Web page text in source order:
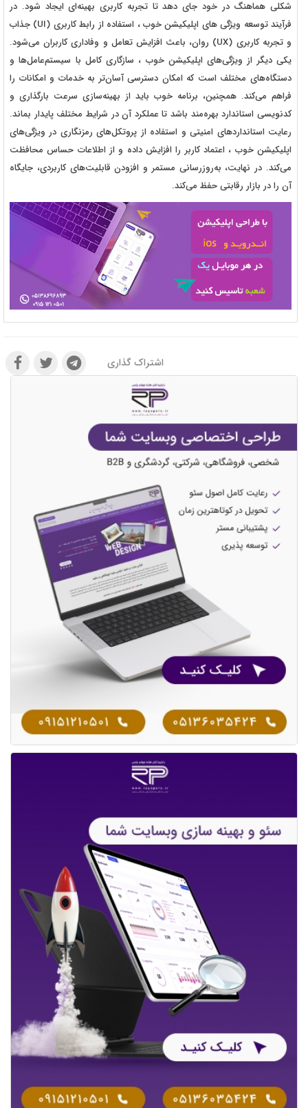
شکلی هماهنگ در خود جای دهد تا تجربه کاربری بهینه‌ای ایجاد شود. در
فرآیند توسعه ویژگی های اپلیکیشن خوب ، استفاده از رابط کاربری (UI) جذاب
و تجربه کاربری (UX) روان، باعث افزایش تعامل و وفاداری کاربران می‌شود.
یکی دیگر از ویژگی‌های اپلیکیشن خوب ، سازگاری کامل با سیستم‌عامل‌ها و
دستگاه‌های مختلف است که امکان دسترسی آسان‌تر به خدمات و امکانات را
فراهم می‌کند. همچنین، برنامه خوب باید از بهینه‌سازی سرعت بارگذاری و
کدنویسی استاندارد بهره‌مند باشد تا عملکرد آن در شرایط مختلف پایدار بماند.
رعایت استانداردهای امنیتی و استفاده از پروتکل‌های رمزنگاری در ویژگی‌های
اپلیکیشن خوب ، اعتماد کاربر را افزایش داده و از اطلاعات حساس محافظت
می‌کند. در نهایت، به‌روزرسانی مستمر و افزودن قابلیت‌های کاربردی، جایگاه
آن را در بازار رقابتی حفظ می‌کند.
اشتراک گذاری